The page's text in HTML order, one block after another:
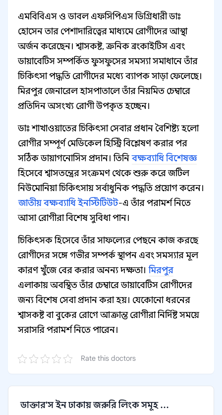
এমবিবিএস ও ডাবল এফসিপিএস ডিগ্রিধারী ডাঃ
হোসেন তার পেশাদারিত্বের মাধ্যমে রোগীদের আস্থা
অর্জন করেছেন। শ্বাসকষ্ট, ক্রনিক ব্রংকাইটিস এবং
ডায়াবেটিস সম্পর্কিত ফুসফুসের সমস্যা সমাধানে তাঁর
চিকিৎসা পদ্ধতি রোগীদের মধ্যে ব্যাপক সাড়া ফেলেছে।
মিরপুর জেনারেল হাসপাতালে তাঁর নিয়মিত চেম্বারে
প্রতিদিন অসংখ্য রোগী উপকৃত হচ্ছেন।
ডাঃ শাখাওয়াতের চিকিৎসা সেবার প্রধান বৈশিষ্ট্য হলো
রোগীর সম্পূর্ণ মেডিকেল হিস্ট্রি বিশ্লেষণ করার পর
সঠিক ডায়াগনোসিস প্রদান। তিনি বক্ষব্যাধি বিশেষজ্ঞ
হিসেবে শ্বাসতন্ত্রের সংক্রমণ থেকে শুরু করে জটিল
নিউমোনিয়া চিকিৎসায় সর্বাধুনিক পদ্ধতি প্রয়োগ করেন।
জাতীয় বক্ষব্যাধি ইনস্টিটিউট-এ তাঁর পরামর্শ নিতে
আসা রোগীরা বিশেষ সুবিধা পান।
চিকিৎসক হিসেবে তাঁর সাফল্যের পেছনে কাজ করছে
রোগীদের সঙ্গে গভীর সম্পর্ক স্থাপন এবং সমস্যার মূল
কারণ খুঁজে বের করার অনন্য দক্ষতা। মিরপুর
এলাকায় অবস্থিত তাঁর চেম্বারে ডায়াবেটিস রোগীদের
জন্য বিশেষ সেবা প্রদান করা হয়। যেকোনো ধরনের
শ্বাসকষ্ট বা বুকের রোগে আক্রান্ত রোগীরা নির্দিষ্ট সময়ে
সরাসরি পরামর্শ নিতে পারেন।
Rate this doctors
ডাক্তার'স ইন ঢাকায় জরুরি লিংক সমূহ ...